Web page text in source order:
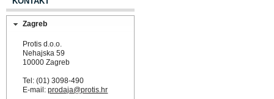
Zagreb
Protis d.o.o.
Nehajska 59
10000 Zagreb
Tel: (01) 3098-490
E-mail:prodaja@protis.hr